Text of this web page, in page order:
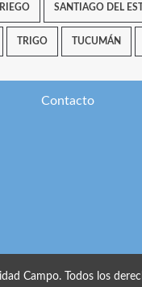
RIEGO SANTIAGO DEL
TRIGO TUCUMÁN
Contacto